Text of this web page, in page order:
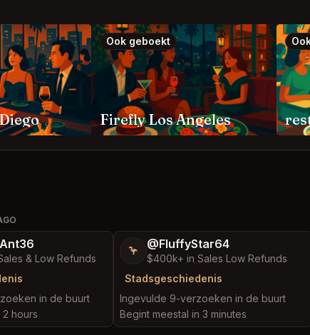
Ook geboekt
Firefly Los Angeles
& Low Refunds
in de buurt
hours
🦩 @FluffyStar64
$400k+ in Sales Low Refunds
Stadsgeschiedenis
Ingevulde 9-verzoeken in de buurt
Begint meestal in 3 minutes